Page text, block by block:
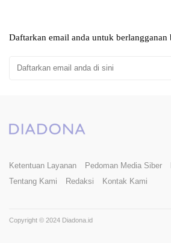
Daftarkan email anda untuk berlangganan
Ketentuan Layanan Pedoman Media Siber
Tentang Kami
Redaksi Kontak Kami
Copyright © 2024 Diadona.id